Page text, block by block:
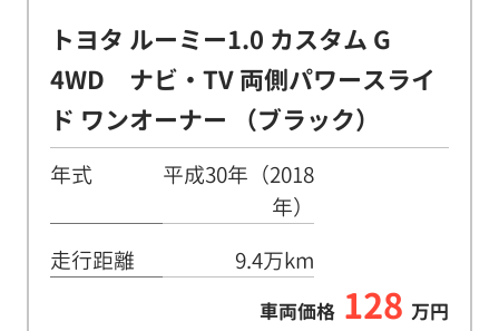
トヨタ ルーミー1.0 カスタム G
4WD ナビ・TV 両側パワースライ
ド ワンオーナー （ブラック）
年式
平成30年（2018
年）
走行距離
9.4万km
車両価格 128 万円